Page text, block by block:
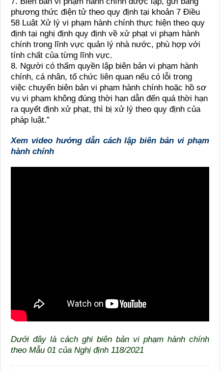
phương thức điện tử theo quy định tại khoản 7 Điều
58 Luật Xử lý vi phạm hành chính thực hiện theo quy
định tại nghị định quy định về xử phạt vi phạm hành
chính trong lĩnh vực quản lý nhà nước, phù hợp với
tính chất của từng lĩnh vực.
8. Người có thẩm quyền lập biên bản vi phạm hành
chính, cá nhân, tổ chức liên quan nếu có lỗi trong
việc chuyển biên bản vi phạm hành chính hoặc hồ sơ
vụ vi phạm không đúng thời hạn dẫn đến quá thời hạn
ra quyết định xử phạt, thì bị xử lý theo quy định của
pháp luật.”
Xem video hướng dẫn cách lập biên bản vi phạm
hành chính
Dưới đây là cách ghi biên bản vi phạm hành chính
theo Mẫu 01 của Nghị định 118/2021